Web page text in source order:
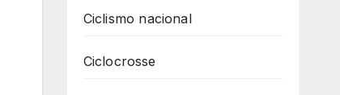
Ciclismo nacional
Ciclocrosse